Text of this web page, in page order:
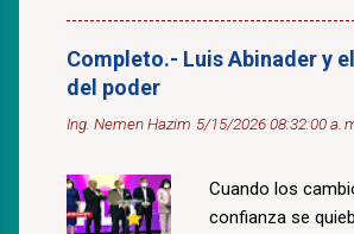
Completo.- Luis Abinader y
del poder
Ing. Nemen Hazim 5/15/2026 08:32:00 a.
Cuando los
confianza se